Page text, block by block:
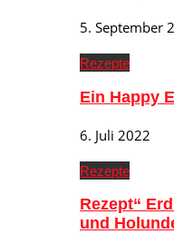
5. September
Rezepte
Ein Happy
6. Juli 2022
Rezepte
Rezept“
und